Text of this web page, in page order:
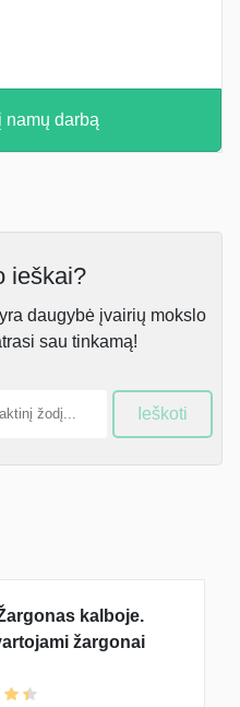
namų darbą
ieškai?
daugybė įvairių mokslo
sau tinkamą!
Ieškoti
kalboje.
žargonai